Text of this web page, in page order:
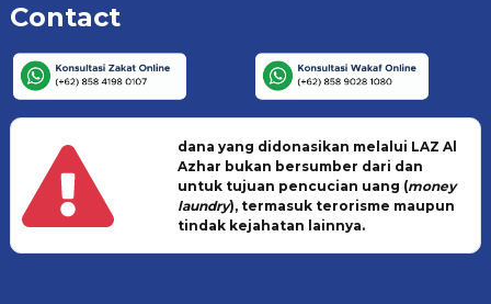
Contact
dana yang didonasikan melalui LAZ Al
Azhar bukan bersumber dari dan
untuk tujuan pencucian uang (money
laundry), termasuk terorisme maupun
tindak kejahatan lainnya.